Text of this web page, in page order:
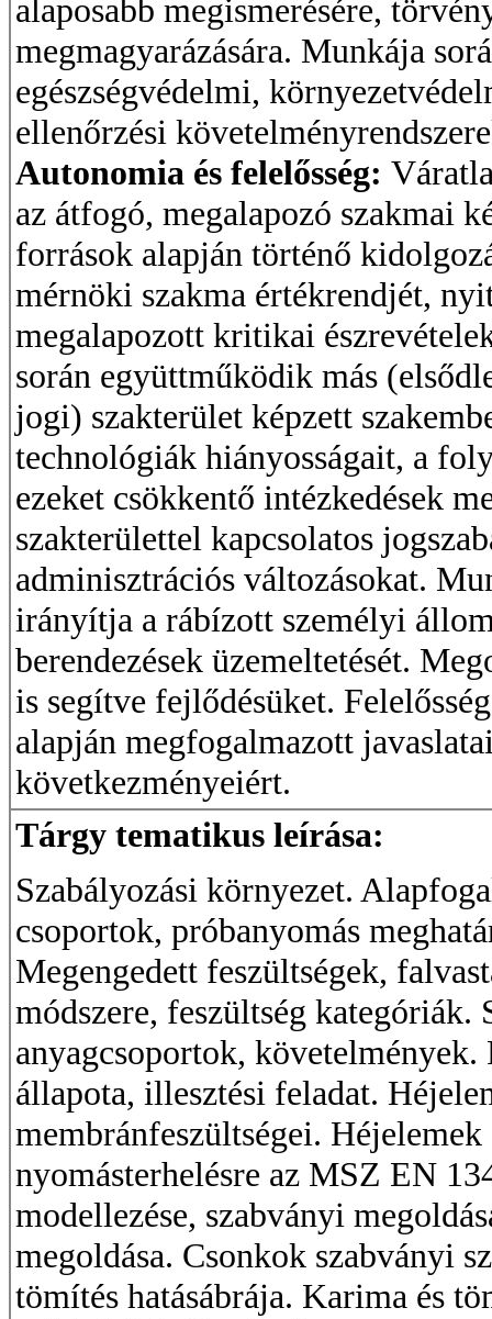
alaposabb megismerésére,
megmagyarázására. Munkája
egészségvédelmi,
ellenőrzési
Autonomia és felelősség:
az átfogó, megalapozó szakmai
források alapján történő
mérnöki szakma értékrendjét,
megalapozott kritikai
során együttműködik más
jogi) szakterület képzett
technológiák hiányosságait, a
ezeket csökkentő intézkedések
szakterülettel kapcsolatos
adminisztrációs változásokat.
irányítja a rábízott személyi
berendezések üzemeltetését.
is segítve fejlődésüket.
alapján megfogalmazott
következményeiért.
Tárgy tematikus leírása:
Szabályozási környezet.
csoportok, próbanyomás
Megengedett feszültségek,
módszere, feszültség
anyagcsoportok,
állapota, illesztési feladat.
membránfeszültségei.
nyomásterhelésre az MSZ EN
modellezése, szabványi
megoldása. Csonkok szabványi
tömítés hatásábrája. Karima és